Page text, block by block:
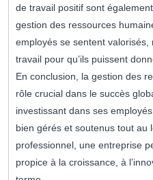
de travail positif sont
gestion des ressources
employés se sentent
travail pour qu’ils puissent
En conclusion, la gestion des
rôle crucial dans le succès
investissant dans ses
bien gérés et soutenus tout au
professionnel, une entreprise
propice à la croissance, à